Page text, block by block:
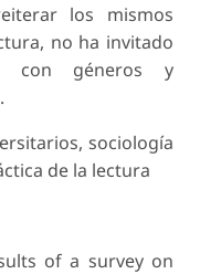
los mismos
no ha invitado
con géneros y
sociología
de la lectura
of a survey on